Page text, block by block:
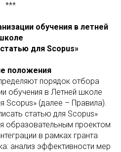
***
обучения в летней
для Scopus»
положения
порядок отбора
обучения в Летней школе
Scopus» (далее – Правила).
статью для Scopus»
образовательным проектом
в рамках гранта
анализ эффективности мер